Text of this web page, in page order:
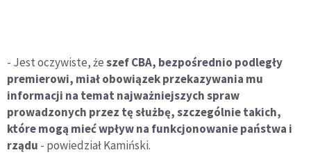
- Jest oczywiste, żeszef CBA, bezpośrednio podległy
premierowi, miał obowiązek przekazywania mu
informacji na temat najważniejszych spraw
prowadzonych przez tę służbę, szczególnie takich,
które mogą mieć wpływ na funkcjonowanie państwa i
rządu - powiedział Kamiński.